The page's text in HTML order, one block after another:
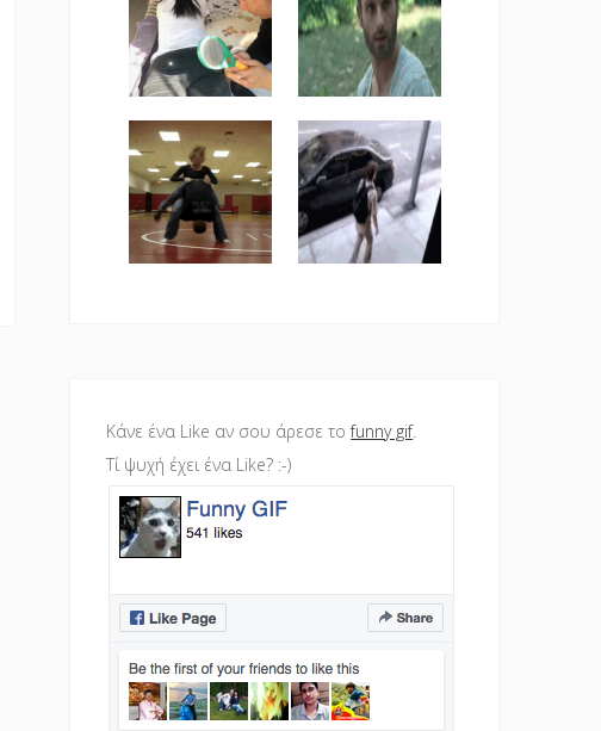
Κάνε ένα Like αν σου άρεσε τοfunny gif.
Τί ψυχή έχει ένα Like? :-)